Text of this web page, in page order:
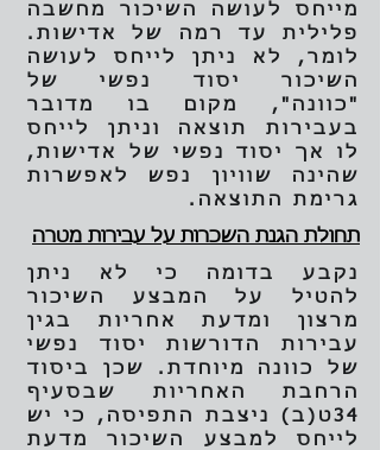
מייחס לעושה השיכור מחשבה
פלילית עד רמה של אדישות.
לומר, לא ניתן לייחס לעושה
השיכור יסוד נפשי של
"כוונה", מקום בו מדובר
בעבירות תוצאה וניתן לייחס
לו אך יסוד נפשי של אדישות,
שהינה שוויון נפש לאפשרות
גרימת התוצאה.
תחולת הגנת השכרות על עבירות מטרה
נקבע בדומה כי לא ניתן
להטיל על המבצע השיכור
מרצון ומדעת אחריות בגין
עבירות הדורשות יסוד נפשי
של כוונה מיוחדת. שכן ביסוד
הרחבת האחריות שבסעיף
34ט(ב) ניצבת התפיסה, כי יש
לייחס למבצע השיכור מדעת